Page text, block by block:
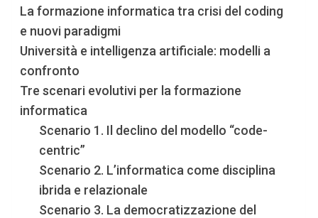
La formazione informatica tra crisi del coding
e nuovi paradigmi
Università e intelligenza artificiale: modelli a
confronto
Tre scenari evolutivi per la formazione
informatica
Scenario 1. Il declino del modello “code-
centric”
Scenario 2. L’informatica come disciplina
ibrida e relazionale
Scenario 3. La democratizzazione del